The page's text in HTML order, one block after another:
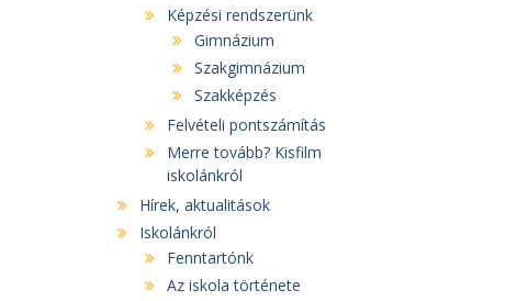
Képzési rendszerünk
Gimnázium
Szakgimnázium
Szakképzés
Felvételi pontszámítás
Merre tovább? Kisfilm
iskolánkról
Hírek, aktualitások
Iskolánkról
Fenntartónk
Az iskola története